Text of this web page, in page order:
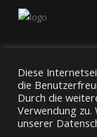
Home Fahrzeuge
Diese
die
Durch die
Verwendung
unserer